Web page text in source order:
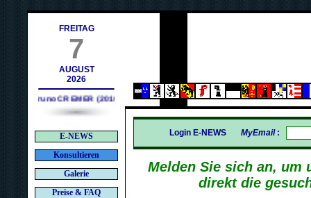
FREITAG
7
AUGUST
2026
Bruno CREMER (2010)
E-NEWS
Konsultieren
Galerie
Preise & FAQ
Login E-NEWS MyEmail:
Melden Sie sich an, um
direkt die